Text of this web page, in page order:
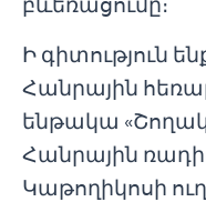
Ի գիտություն
Հանրային
ենթակա
Հանրային
Կաթողիկոսի